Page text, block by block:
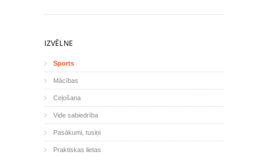
IZVĒLNE
Sports
Mācības
Ceļošana
Vide sabiedrība
Pasākumi, tusiņi
Praktiskas lietas